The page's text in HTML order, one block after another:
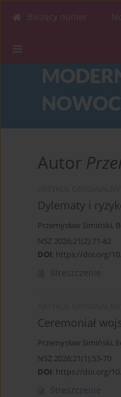
Bieżący numer
Autor
Dylematy i
Przemysław Simiński,
NSZ 2026;21(2):71-82
DOI: https://doi.org/
Streszczenie
Ceremoniał
Przemysław Simiński,
NSZ 2026;21(1):53-70
DOI: https://doi.org/
Streszczenie